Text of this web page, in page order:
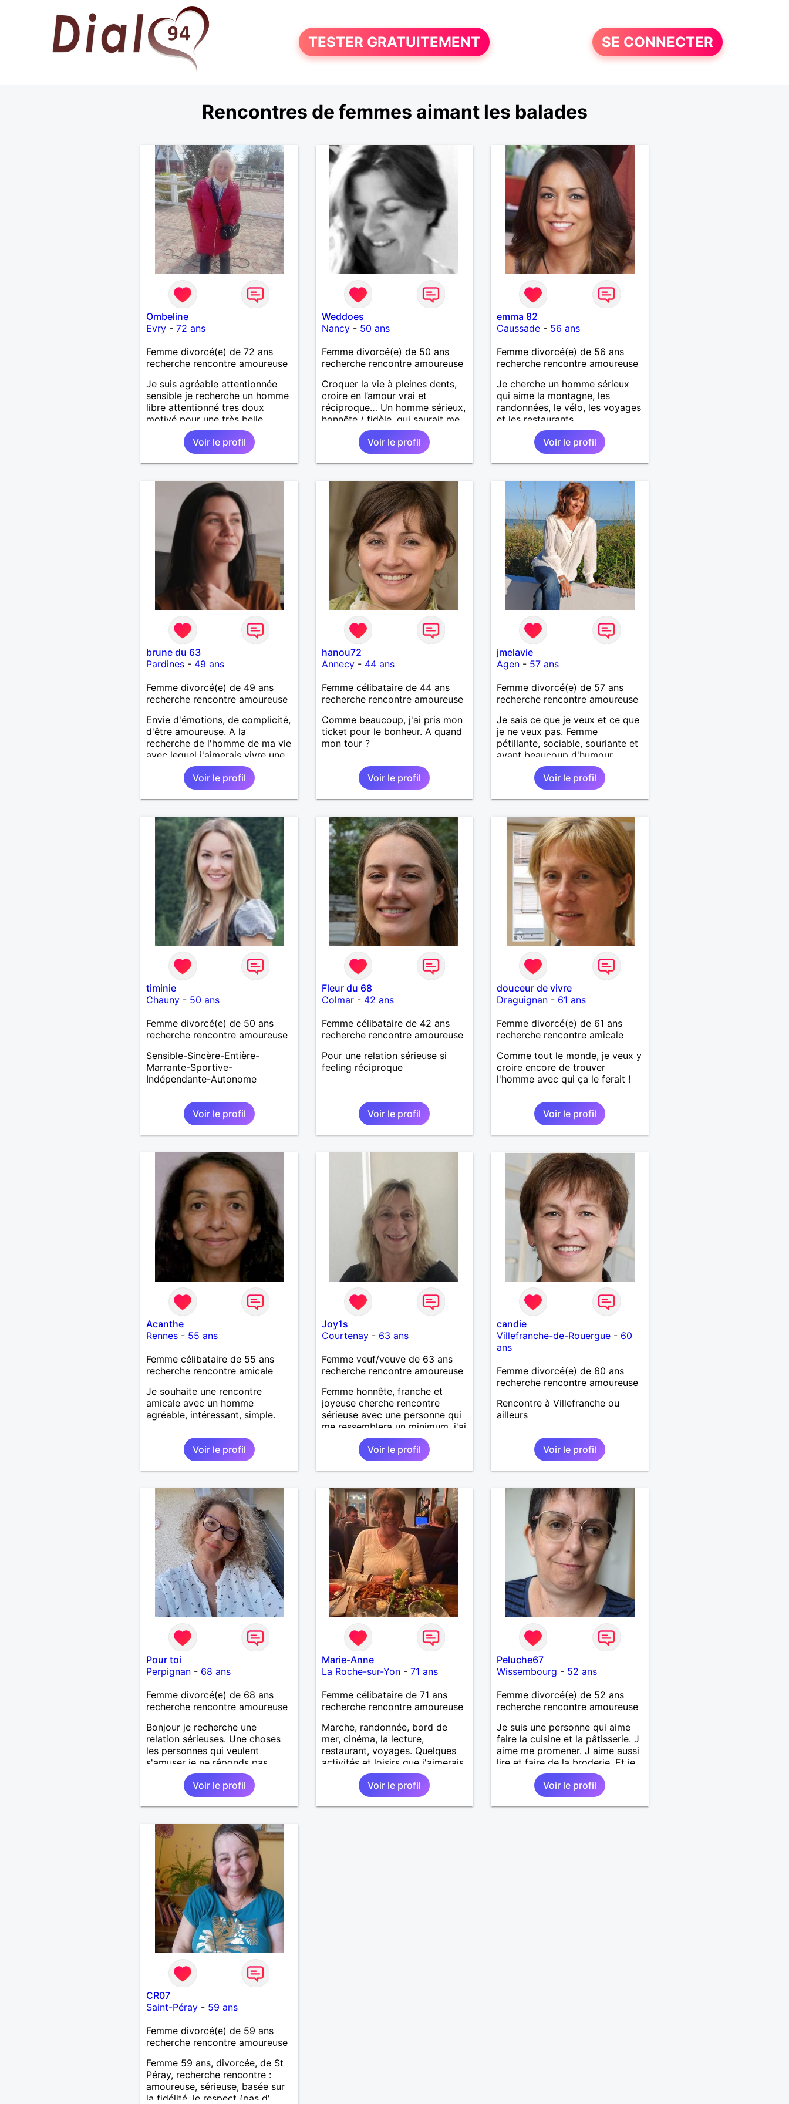
TESTER GRATUITEMENT SE CONNECTER
Rencontres de femmes aimant les balades
Ombeline
Evry- 72 ans
Femme divorcé(e) de 72 ans
recherche rencontre amoureuse
Je suis agréable attentionnée
sensible je recherche un homme
libre attentionné tres doux
motivé pour une très belle
longue histoire sérieuse et
Voir le profil
Weddoes
Nancy- 50 ans
Femme divorcé(e) de 50 ans
recherche rencontre amoureuse
Croquer la vie à pleines dents,
croire en l’amour vrai et
réciproque… Un homme sérieux,
honnête / fidèle, qui saurait me
faire rire à nouveau, est le bien
Voir le profil
emma 82
Caussade - 56 ans
Femme divorcé(e) de 56 ans
recherche rencontre amoureuse
Je cherche un homme sérieux
qui aime la montagne, les
randonnées, le vélo, les voyages
et les restaurants.
Voir le profil
brune du 63
Pardines- 49 ans
Femme divorcé(e) de 49 ans
recherche rencontre amoureuse
Envie d'émotions, de complicité,
d'être amoureuse. A la
recherche de l'homme de ma vie
avec lequel j'aimerais vivre une
vraie histoire et partager le
quotidien. Il devra être sincère,
responsable, ambitieux,
entreprenant, fort de caractère
saura me chouchouter et me
mettre en valeur, me donner son
amour et attention. Merci de
m'avoir lu et à bientôt...
Voir le profil
hanou72
Annecy- 44 ans
Femme célibataire de 44 ans
recherche rencontre amoureuse
Comme beaucoup, j'ai pris mon
ticket pour le bonheur. A quand
mon tour ?
Voir le profil
jmelavie
Agen - 57 ans
Femme divorcé(e) de 57 ans
recherche rencontre amoureuse
Je sais ce que je veux et ce que
je ne veux pas. Femme
pétillante, sociable, souriante et
ayant beaucoup d'humour
cherche à faire de nouvelles
connaissances amicales voire
plus si affinités.
Voir le profil
timinie
Chauny- 50 ans
Femme divorcé(e) de 50 ans
recherche rencontre amoureuse
Sensible-Sincère-Entière-
Marrante-Sportive-
Indépendante-Autonome
Voir le profil
Fleur du 68
Colmar- 42 ans
Femme célibataire de 42 ans
recherche rencontre amoureuse
Pour une relation sérieuse si
feeling réciproque
Voir le profil
douceur de vivre
Draguignan - 61 ans
Femme divorcé(e) de 61 ans
recherche rencontre amicale
Comme tout le monde, je veux y
croire encore de trouver
l'homme avec qui ça le ferait !
Voir le profil
Acanthe
Rennes- 55 ans
Femme célibataire de 55 ans
recherche rencontre amicale
Je souhaite une rencontre
amicale avec un homme
agréable, intéressant, simple.
Voir le profil
Joy1s
Courtenay- 63 ans
Femme veuf/veuve de 63 ans
recherche rencontre amoureuse
Femme honnête, franche et
joyeuse cherche rencontre
sérieuse avec une personne qui
me ressemblera un minimum. j'ai
des défauts comme tout le
monde et souhaite une vie
sereine dans une relation sur du
long terme.
Voir le profil
candie
Villefranche-de-Rouergue - 60
ans
Femme divorcé(e) de 60 ans
recherche rencontre amoureuse
Rencontre à Villefranche ou
ailleurs
Voir le profil
Pour toi
Perpignan- 68 ans
Femme divorcé(e) de 68 ans
recherche rencontre amoureuse
Bonjour je recherche une
relation sérieuses. Une choses
les personnes qui veulent
s'amuser je ne réponds pas....
Voir le profil
Marie-Anne
La Roche-sur-Yon- 71 ans
Femme célibataire de 71 ans
recherche rencontre amoureuse
Marche, randonnée, bord de
mer, cinéma, la lecture,
restaurant, voyages. Quelques
activités et loisirs que j'aimerais
partager ainsi que les vôtres.
Recevoir mes enfants, mes
petits-enfants et mes amis.
Bénévolat auprès des enfants à
Voir le profil
Peluche67
Wissembourg - 52 ans
Femme divorcé(e) de 52 ans
recherche rencontre amoureuse
Je suis une personne qui aime
faire la cuisine et la pâtisserie. J
aime me promener. J aime aussi
lire et faire de la broderie. Et je
suis malade depuis ma
naissance. Voir le profil
CR07
Saint-Péray- 59 ans
Femme divorcé(e) de 59 ans
recherche rencontre amoureuse
Femme 59 ans, divorcée, de St
Péray, recherche rencontre :
amoureuse, sérieuse, basée sur
la fidélité, le respect (pas d'